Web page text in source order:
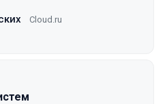
Cloud.ru